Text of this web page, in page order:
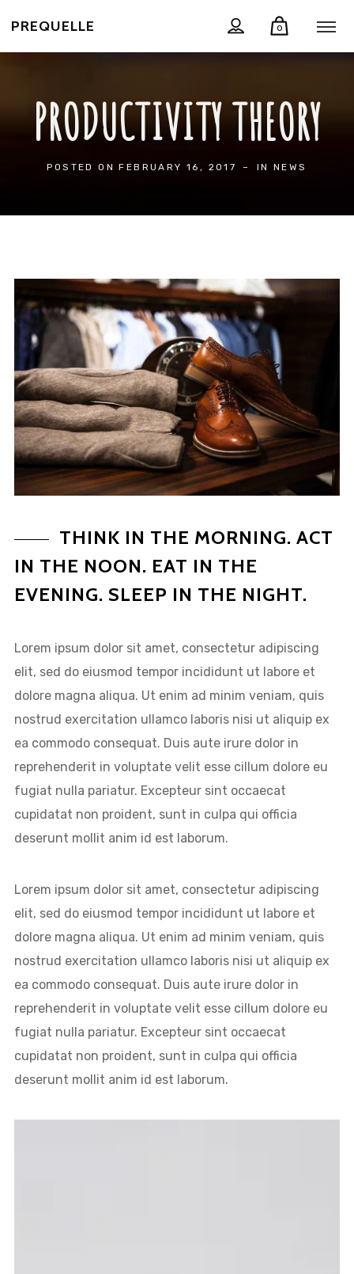
NEWSLETTER
Sign up to our newsletter and be the first to know
about offers and new arrivals!
PREQUELLE 0
PRODUCTIVITY THEORY
POSTED ONFEBRUARY 16, 2017 IN NEWS
THINK IN THE MORNING. ACT
IN THE NOON. EAT IN THE
EVENING. SLEEP IN THE NIGHT.
Lorem ipsum dolor sit amet, consectetur adipiscing
elit, sed do eiusmod tempor incididunt ut labore et
dolore magna aliqua. Ut enim ad minim veniam, quis
nostrud exercitation ullamco laboris nisi ut aliquip ex
ea commodo consequat. Duis aute irure dolor in
reprehenderit in voluptate velit esse cillum dolore eu
fugiat nulla pariatur. Excepteur sint occaecat
cupidatat non proident, sunt in culpa qui officia
deserunt mollit anim id est laborum.
Lorem ipsum dolor sit amet, consectetur adipiscing
elit, sed do eiusmod tempor incididunt ut labore et
dolore magna aliqua. Ut enim ad minim veniam, quis
nostrud exercitation ullamco laboris nisi ut aliquip ex
ea commodo consequat. Duis aute irure dolor in
reprehenderit in voluptate velit esse cillum dolore eu
fugiat nulla pariatur. Excepteur sint occaecat
cupidatat non proident, sunt in culpa qui officia
deserunt mollit anim id est laborum.